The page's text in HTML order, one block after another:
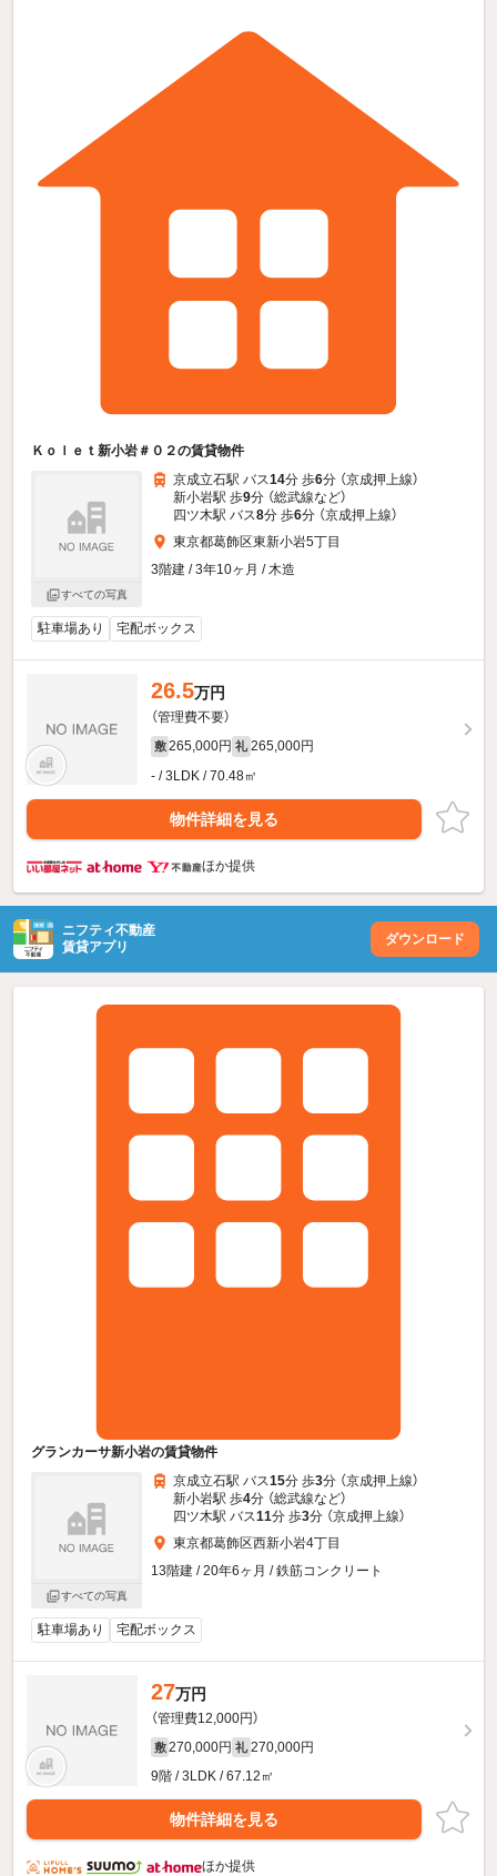
Ｋｏｌｅｔ新小岩＃０２の賃貸物件
すべての写真
京成立石駅 バス14分 歩6分 （京成押上線）
新小岩駅 歩9分 （総武線など）
四ツ木駅 バス8分 歩6分 （京成押上線）
東京都葛飾区東新小岩5丁目
3階建 / 3年10ヶ月 / 木造
駐車場あり 宅配ボックス
26.5万円
（管理費不要）
敷 265,000円 礼 265,000円
- / 3LDK / 70.48㎡
物件詳細を見る
ほか提供
ニフティ不動産
賃貸アプリ
ダウンロード
グランカーサ新小岩の賃貸物件
すべての写真
京成立石駅 バス15分 歩3分 （京成押上線）
新小岩駅 歩4分 （総武線など）
四ツ木駅 バス11分 歩3分 （京成押上線）
東京都葛飾区西新小岩4丁目
13階建 / 20年6ヶ月 / 鉄筋コンクリート
駐車場あり 宅配ボックス
27万円
（管理費12,000円）
敷 270,000円 礼 270,000円
9階 / 3LDK / 67.12㎡
物件詳細を見る
ほか提供